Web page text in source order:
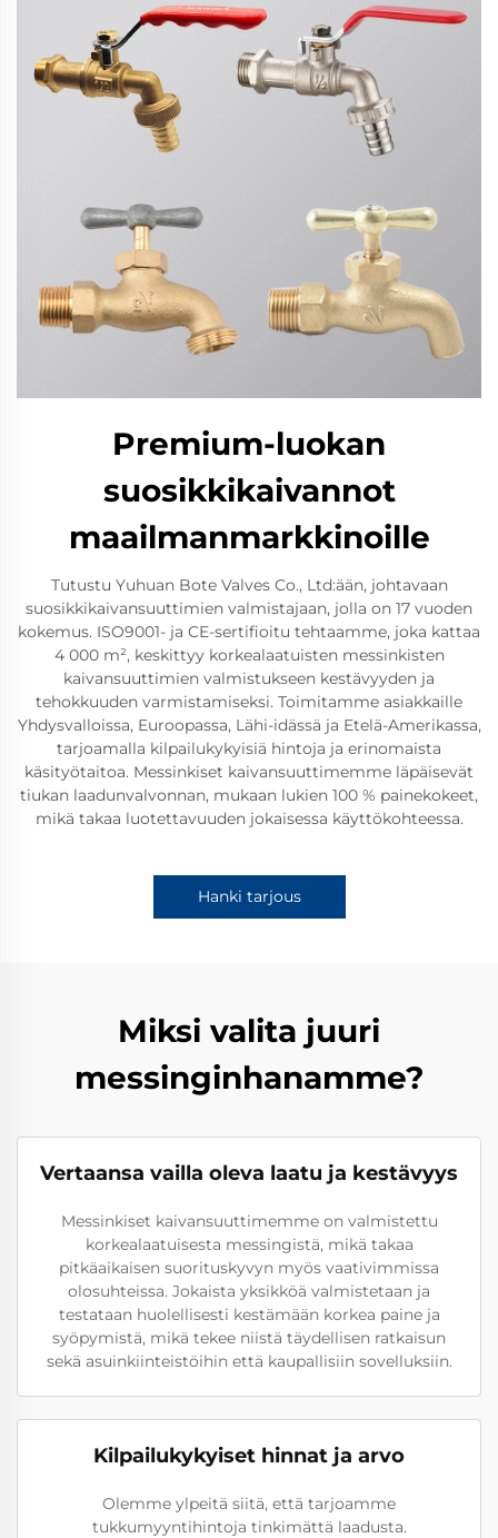
Premium-luokan
suosikkikaivannot
maailmanmarkkinoille
Tutustu Yuhuan Bote Valves Co., Ltd:ään, johtavaan
suosikkikaivansuuttimien valmistajaan, jolla on 17 vuoden
kokemus. ISO9001- ja CE-sertifioitu tehtaamme, joka kattaa
4 000 m², keskittyy korkealaatuisten messinkisten
kaivansuuttimien valmistukseen kestävyyden ja
tehokkuuden varmistamiseksi. Toimitamme asiakkaille
Yhdysvalloissa, Euroopassa, Lähi-idässä ja Etelä-Amerikassa,
tarjoamalla kilpailukykyisiä hintoja ja erinomaista
käsityötaitoa. Messinkiset kaivansuuttimemme läpäisevät
tiukan laadunvalvonnan, mukaan lukien 100 % painekokeet,
mikä takaa luotettavuuden jokaisessa käyttökohteessa.
Hanki tarjous
Miksi valita juuri
messinginhanamme?
Vertaansa vailla oleva laatu ja kestävyys
Messinkiset kaivansuuttimemme on valmistettu
korkealaatuisesta messingistä, mikä takaa
pitkäaikaisen suorituskyvyn myös vaativimmissa
olosuhteissa. Jokaista yksikköä valmistetaan ja
testataan huolellisesti kestämään korkea paine ja
syöpymistä, mikä tekee niistä täydellisen ratkaisun
sekä asuinkiinteistöihin että kaupallisiin sovelluksiin.
Kilpailukykyiset hinnat ja arvo
Olemme ylpeitä siitä, että tarjoamme
tukkumyyntihintoja tinkimättä laadusta.